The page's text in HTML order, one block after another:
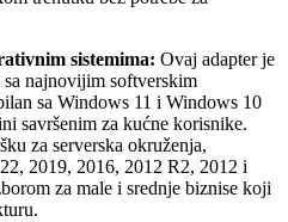
sistemima: Ovaj adapter je
najnovijim softverskim
sa Windows 11 i Windows 10
savršenim za kućne korisnike.
za serverska okruženja,
2019, 2016, 2012 R2, 2012 i
za male i srednje biznise koji